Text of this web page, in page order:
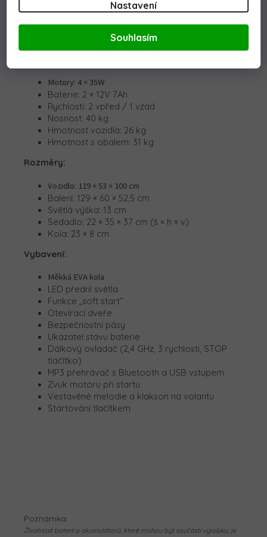
Nastavení
Souhlasím
a klaksonu přímo na volantu. Nechybí melodie,
realistické zvuky startu motoru aindikátor stavu
Motory: 4 × 35W
Baterie: 2 × 12V 7Ah
Rychlosti: 2 vpřed / 1 vzad
Nosnost: 40 kg
Hmotnost vozidla: 26 kg
Hmotnost s obalem: 31 kg
Rozměry:
Vozidlo: 119 × 53 × 100 cm
Balení: 129 × 60 × 52,5 cm
Světlá výška: 13 cm
Sedadlo: 22 × 35 × 37 cm (š × h × v)
Kola: 23 × 8 cm
Vybavení:
Měkká EVA kola
LED přední světla
Funkce „soft start“
Otevírací dveře
Bezpečnostní pásy
Ukazatel stavu baterie
Dálkový ovladač (2,4 GHz, 3 rychlosti, STOP
tlačítko)
MP3 přehrávač s Bluetooth a USB vstupem
Zvuk motoru při startu
Vestavěné melodie a klakson na volantu
Startování tlačítkem
Poznámka:
Životnost baterií a akumulátorů, které mohou být součástí výrobku, je